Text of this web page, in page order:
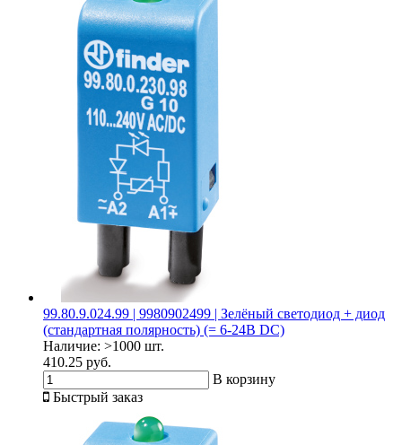
99.80.9.024.99 | 9980902499 | Зелёный светодиод + диод
(стандартная полярность) (= 6-24В DC)
Наличие: >1000 шт.
410.25 руб.
В корзину
Быстрый заказ